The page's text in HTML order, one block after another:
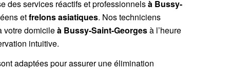
des services réactifs et professionnelsà Bussy-
etfrelons asiatiques. Nos techniciens
votre domicileà Bussy-Saint-Georgesà l’heure
intuitive.
adaptées pour assurer une élimination